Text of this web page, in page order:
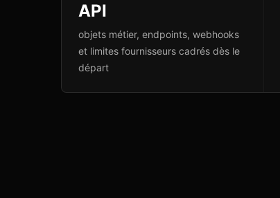
API
objets métier, endpoints, webhooks
et limites fournisseurs cadrés dès le
départ